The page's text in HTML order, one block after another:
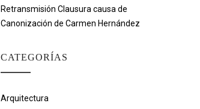
Retransmisión Clausura causa de
Canonización de Carmen Hernández
CATEGORÍAS
Arquitectura